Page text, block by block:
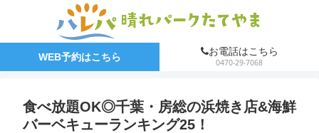
WEB予約はこちら お電話はこちら
0470-29-7068
食べ放題OK◎千葉・房総の浜焼き店&海鮮
バーベキューランキング25！